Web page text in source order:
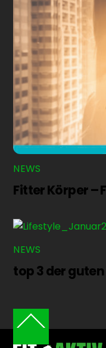
NEWS
Fitter Körper –
NEWS
top 3 der
Back